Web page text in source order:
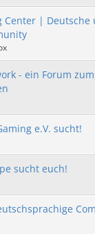
Center | Deutsche
- ein Forum
e.V. sucht!
sucht euch!